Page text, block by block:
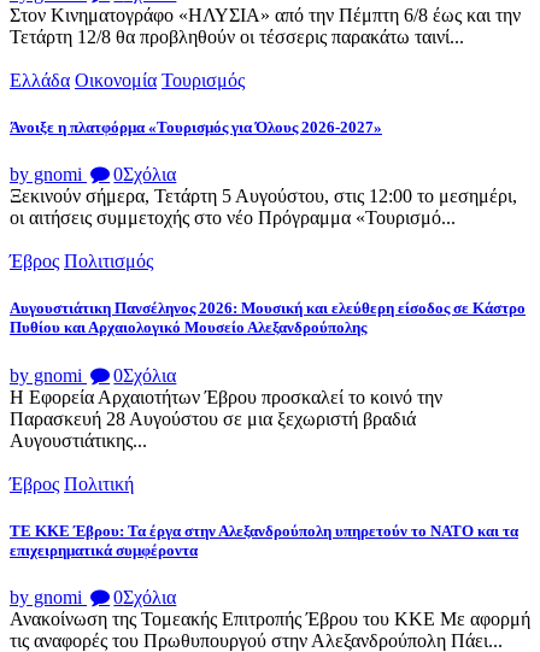
Στον Κινηματογράφο «ΗΛΥΣΙΑ» από την Πέμπτη 6/8 έως και την
Τετάρτη 12/8 θα προβληθούν οι τέσσερις παρακάτω ταινί...
Ελλάδα Οικονομία Τουρισμός
Άνοιξε η πλατφόρμα «Τουρισμός για Όλους 2026-2027»
by gnomi 0Σχόλια
Ξεκινούν σήμερα, Τετάρτη 5 Αυγούστου, στις 12:00 το μεσημέρι,
οι αιτήσεις συμμετοχής στο νέο Πρόγραμμα «Τουρισμό...
Έβρος Πολιτισμός
Αυγουστιάτικη Πανσέληνος 2026: Μουσική και ελεύθερη είσοδος σε Κάστρο
Πυθίου και Αρχαιολογικό Μουσείο Αλεξανδρούπολης
by gnomi 0Σχόλια
Η Εφορεία Αρχαιοτήτων Έβρου προσκαλεί το κοινό την
Παρασκευή 28 Αυγούστου σε μια ξεχωριστή βραδιά
Αυγουστιάτικης...
Έβρος Πολιτική
ΤΕ ΚΚΕ Έβρου: Τα έργα στην Αλεξανδρούπολη υπηρετούν το ΝΑΤΟ και τα
επιχειρηματικά συμφέροντα
by gnomi 0Σχόλια
Ανακοίνωση της Τομεακής Επιτροπής Έβρου του ΚΚΕ Με αφορμή
τις αναφορές του Πρωθυπουργού στην Αλεξανδρούπολη Πάει...